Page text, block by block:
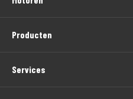
Producten
Services